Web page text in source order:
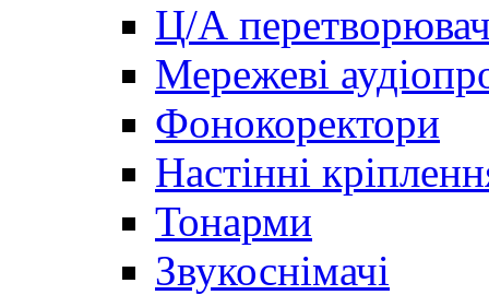
Ц/А
Мережеві
Фонокоректори
Настінні
Тонарми
Звукоснімачі